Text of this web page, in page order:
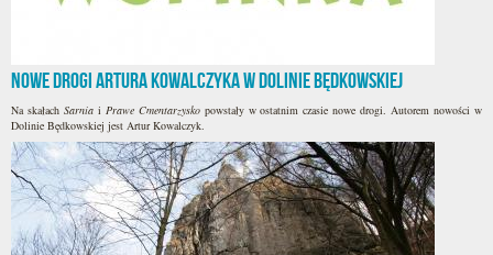
Nowe drogi Artura Kowalczyka w Dolinie Będkowskiej
Na skałach Sarniai Prawe Cmentarzyskopowstały w ostatnim czasie nowe drogi. Autorem nowości w
Dolinie Będkowskiej jest Artur Kowalczyk.